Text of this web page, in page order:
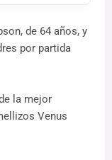
de 64 años, y
por partida
la mejor
Venus